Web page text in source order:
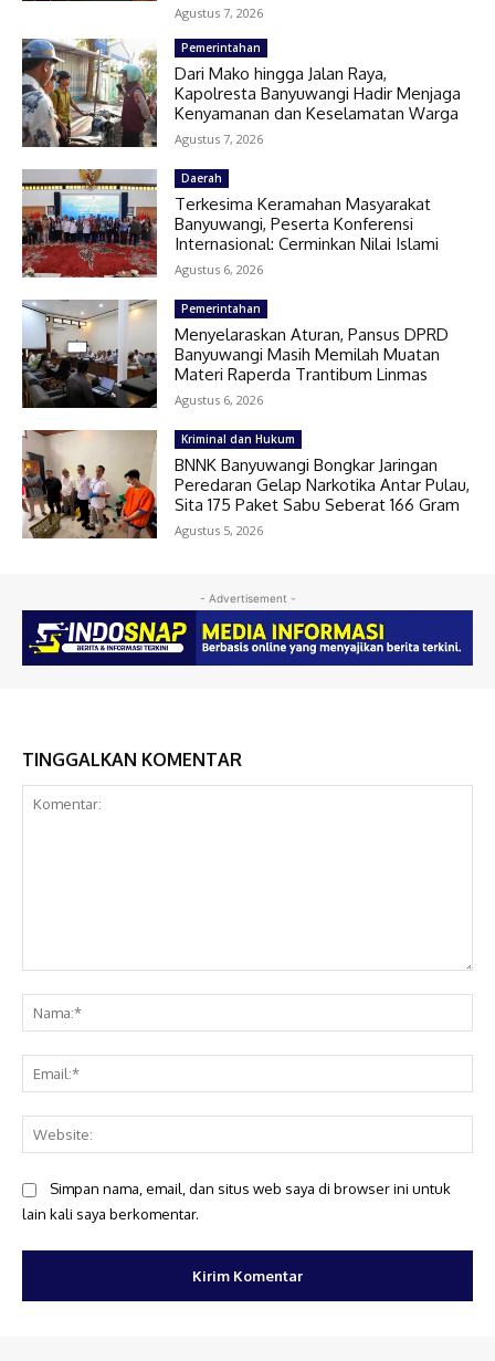
Agustus 7, 2026
Pemerintahan
Dari Mako hingga Jalan Raya,
Kapolresta Banyuwangi Hadir Menjaga
Kenyamanan dan Keselamatan Warga
Agustus 7, 2026
Daerah
Terkesima Keramahan Masyarakat
Banyuwangi, Peserta Konferensi
Internasional: Cerminkan Nilai Islami
Agustus 6, 2026
Pemerintahan
Menyelaraskan Aturan, Pansus DPRD
Banyuwangi Masih Memilah Muatan
Materi Raperda Trantibum Linmas
Agustus 6, 2026
Kriminal dan Hukum
BNNK Banyuwangi Bongkar Jaringan
Peredaran Gelap Narkotika Antar Pulau,
Sita 175 Paket Sabu Seberat 166 Gram
Agustus 5, 2026
- Advertisement -
TINGGALKAN KOMENTAR
Simpan nama, email, dan situs web saya di browser ini untuk
lain kali saya berkomentar.